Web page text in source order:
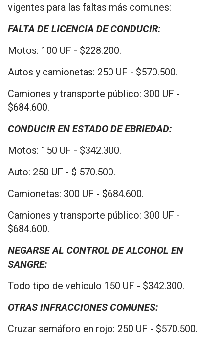
vigentes para las faltas más comunes:
FALTA DE LICENCIA DE CONDUCIR:
Motos: 100 UF - $228.200.
Autos y camionetas: 250 UF - $570.500.
Camiones y transporte público: 300 UF -
$684.600.
CONDUCIR EN ESTADO DE EBRIEDAD:
Motos: 150 UF - $342.300.
Auto: 250 UF - $ 570.500.
Camionetas: 300 UF - $684.600.
Camiones y transporte público: 300 UF -
$684.600.
NEGARSE AL CONTROL DE ALCOHOL EN
SANGRE:
Todo tipo de vehículo 150 UF - $342.300.
OTRAS INFRACCIONES COMUNES:
Cruzar semáforo en rojo: 250 UF - $570.500.